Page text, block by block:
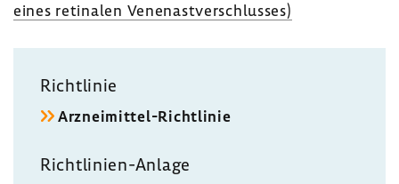
eines reti­nalen Venen­ast­ver­schlusses)
Richt­linie
Arzneimittel-​Richtlinie
Richtlinien-​Anlage